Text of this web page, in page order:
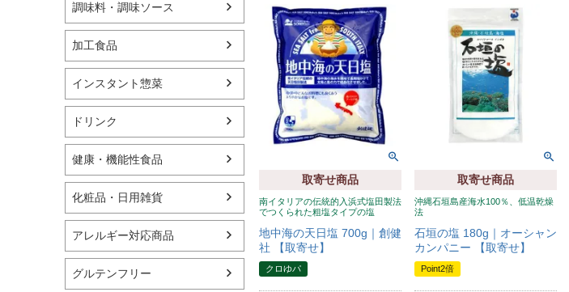
調味料・調味ソース
加工食品
インスタント惣菜
ドリンク
健康・機能性食品
化粧品・日用雑貨
アレルギー対応商品
グルテンフリー
取寄せ商品
南イタリアの伝統的入浜式塩田製法
でつくられた粗塩タイプの塩
地中海の天日塩 700g｜創健
社 【取寄せ】
クロゆパ
取寄せ商品
沖縄石垣島産海水100％、低温乾燥
法
石垣の塩 180g｜オーシャン
カンパニー 【取寄せ】
Point2倍